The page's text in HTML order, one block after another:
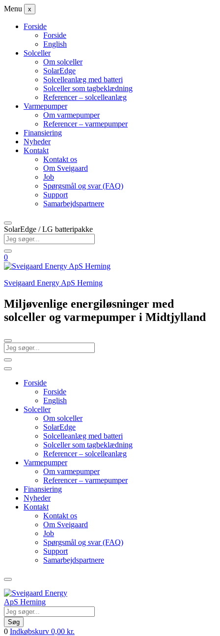
Menu x
Forside
Forside
English
Solceller
Om solceller
SolarEdge
Solcelleanlæg med batteri
Solceller som tagbeklædning
Referencer – solcelleanlæg
Varmepumper
Om varmepumper
Referencer – varmepumper
Finansiering
Nyheder
Kontakt
Kontakt os
Om Sveigaard
Job
Spørgsmål og svar (FAQ)
Support
Samarbejdspartnere
SolarEdge / LG batteripakke
0
Sveigaard Energy ApS Herning
Miljøvenlige energiløsninger med
solceller og varmepumper i Midtjylland
Forside
Forside
English
Solceller
Om solceller
SolarEdge
Solcelleanlæg med batteri
Solceller som tagbeklædning
Referencer – solcelleanlæg
Varmepumper
Om varmepumper
Referencer – varmepumper
Finansiering
Nyheder
Kontakt
Kontakt os
Om Sveigaard
Job
Spørgsmål og svar (FAQ)
Support
Samarbejdspartnere
Søg
0 Indkøbskurv 0,00 kr.